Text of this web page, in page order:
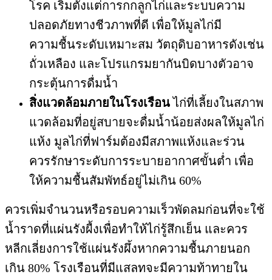
โรค เริ่มตั้งแต่การกกลูกไก่และระบบความ
ปลอดภัยทางชีวภาพที่ดี เพื่อให้มูลไก่มี
ความชื้นระดับเหมาะสม วัตถุดิบอาหารดังเช่น
ถั่วเหลือง และโปรแกรมยากันบิดบางตัวอาจ
กระตุ้นการดื่มน้ำ
สิ่งแวดล้อมภายในโรงเรือนไก่ที่เลี้ยงในสภาพ
แวดล้อมที่อยู่สบายจะดื่มน้ำน้อยส่งผลให้มูลไก่
แห้ง มูลไก่ที่ฟาร์มต้องมีสภาพแห้งและร่วน
ควรรักษาระดับการระบายอากาศขั้นต่ำ เพื่อ
ให้ความชื้นสัมพัทธ์อยู่ไม่เกิน 60%
ควรเพิ่มจำนวนหรือรอบความเร็วพัดลมก่อนที่จะใช้
น้ำราดที่แผ่นรังผื้งเพื่อทำให้ไก่รู้สึกเย็น และควร
หลีกเลี่ยงการใช้แผ่นรังผึ้งหากความชื้นภายนอก
เกิน 80% โรงเรือนที่มีแสลทจะมีความท้าทายใน